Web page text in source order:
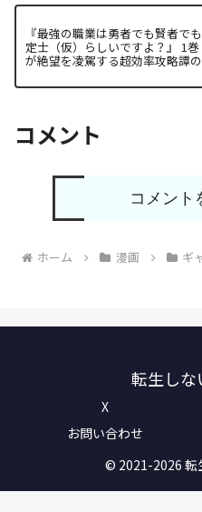
『最強の職業は勇者でも賢者で
定士（仮）らしいですよ？』 1
が絶望を凌駕する超効率攻略譚
コメント
コメント
ホーム 漫画 ギ
転生しな
X
お問い合わせ
© 2021-2026 転